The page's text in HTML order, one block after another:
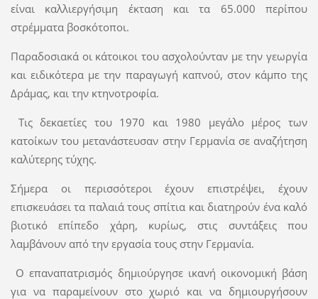
είναι καλλιεργήσιμη έκταση και τα 65.000 περίπου
στρέμματα βοσκότοποι.
Παραδοσιακά οι κάτοικοι του ασχολούνταν με την γεωργία
και ειδικότερα με την παραγωγή καπνού, στον κάμπο της
Δράμας, και την κτηνοτροφία.
Τις δεκαετίες του 1970 και 1980 μεγάλο μέρος των
κατοίκων του μετανάστευσαν στην Γερμανία σε αναζήτηση
καλύτερης τύχης.
Σήμερα οι περισσότεροι έχουν επιστρέψει, έχουν
επισκευάσει τα παλαιά τους σπίτια και διατηρούν ένα καλό
βιοτικό επίπεδο χάρη, κυρίως, στις συντάξεις που
λαμβάνουν από την εργασία τους στην Γερμανία.
Ο επαναπατρισμός δημιούργησε ικανή οικονομική βάση
για να παραμείνουν στο χωριό και να δημιουργήσουν